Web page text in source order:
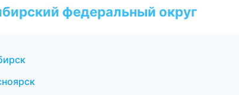
федеральный округ